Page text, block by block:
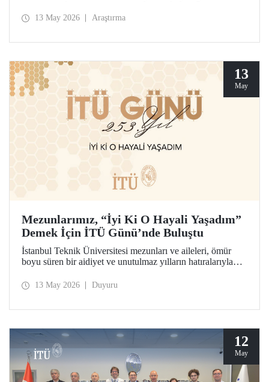
isimler, Ayazağa Yerleşkemizdeki törende onurlandırıldı.
13 May 2026 Araştırma
13
May
Mezunlarımız, “İyi Ki O Hayali Yaşadım”
Demek İçin İTÜ Günü’nde Buluştu
İstanbul Teknik Üniversitesi mezunları ve aileleri, ömür
boyu süren bir aidiyet ve unutulmaz yılların hatıralarıyla
70 yıl ve ötesine uzanan kuşaklar, İTÜ’lü olabilme
13 May 2026 Duyuru
12
May